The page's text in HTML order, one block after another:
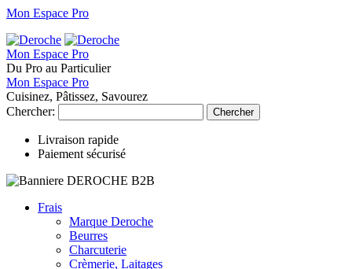
Mon Espace Pro
Mon Espace Pro
Du Pro au Particulier
Mon Espace Pro
Cuisinez, Pâtissez, Savourez
Chercher:
Chercher
Livraison rapide
Paiement sécurisé
Frais
Marque Deroche
Beurres
Charcuterie
Crèmerie, Laitages